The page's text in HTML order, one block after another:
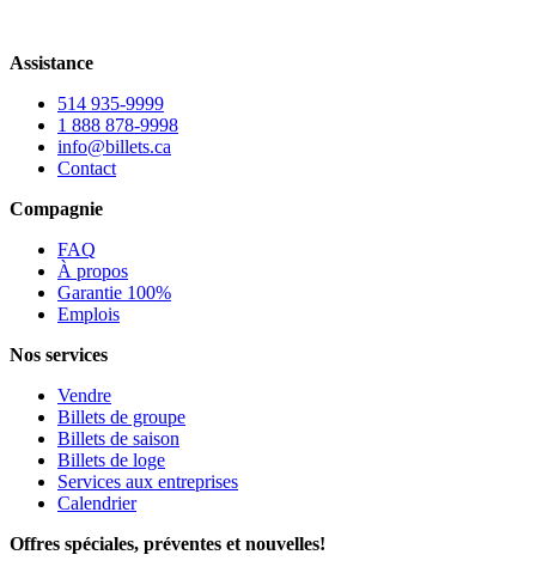
Assistance
514 935-9999
1 888 878-9998
info@billets.ca
Contact
Compagnie
FAQ
À propos
Garantie 100%
Emplois
Nos services
Vendre
Billets de groupe
Billets de saison
Billets de loge
Services aux entreprises
Calendrier
Offres spéciales, préventes et nouvelles!